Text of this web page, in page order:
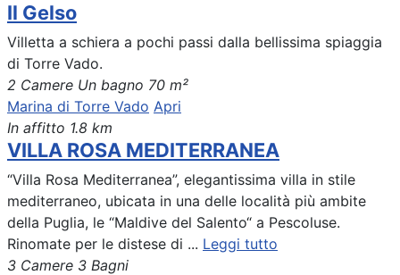
Il Gelso
Villetta a schiera a pochi passi dalla bellissima spiaggia
di Torre Vado.
2 Camere Un bagno 70 m²
Marina di Torre Vado Apri
In affitto 1.8 km
VILLA ROSA MEDITERRANEA
“Villa Rosa Mediterranea”, elegantissima villa in stile
mediterraneo, ubicata in una delle località più ambite
della Puglia, le “Maldive del Salento“ a Pescoluse.
Rinomate per le distese di ... Leggi tutto
3 Camere 3 Bagni